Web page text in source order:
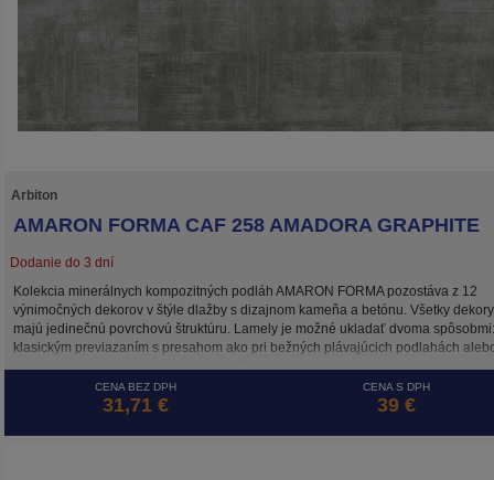
Arbiton
AMARON FORMA CAF 258 AMADORA GRAPHITE
Dodanie do 3 dní
Kolekcia minerálnych kompozitných podláh AMARON FORMA pozostáva z 12
výnimočných dekorov v štýle dlažby s dizajnom kameňa a betónu. Všetky dekory
majú jedinečnú povrchovú štruktúru. Lamely je možné ukladať dvoma spôsobmi:
klasickým previazaním s presahom ako pri bežných plávajúcich podlahách
ako dlažbu so spojmi vytvárajúcimi kríž. Spájanie lamiel zarovnaných v oboch
smeroch umožňuje systém 5G CROSS, ktorý zaisťuje stabilitu spojov takto
položenej plávajúcej podlahy. Vinylová (kompozitná) podlaha AMARON
CENA BEZ DPH
31,71 €
CENA S DPH
39 €